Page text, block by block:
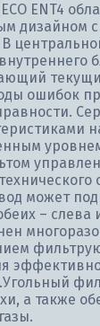
ENT4
дизайном
ошибок
может
– слева
а также